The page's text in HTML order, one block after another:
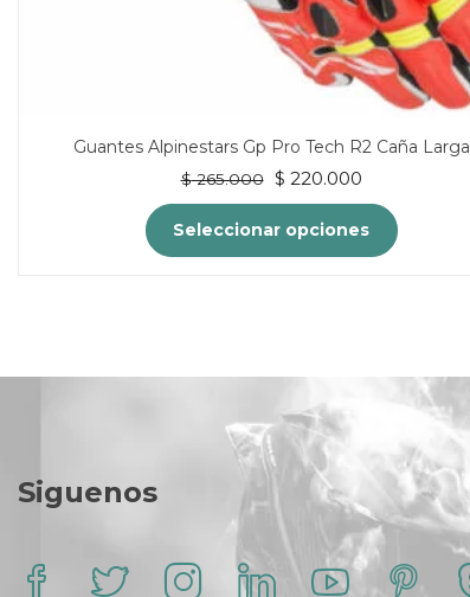
Guantes Alpinestars Gp Pro Tech R2 Caña Larga
$265.000
El
precio
original
era:
$ 220.000El
precio
actual
es:
Seleccionar opciones
múltiples
Las
opciones
pueden
en
Siguenos